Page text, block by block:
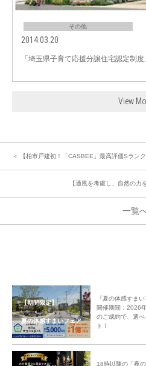
その他
2014.03.20
「埼玉県子育て応援分譲住宅認定制
View
＜ 【柏市戸建初！「CASBEE」最高評価Sラン
【通風を考慮し、自然の
一覧
【期間限定】
夏の体感すまいフェア
『夏の体感すまい
開催期間：2026
のご成約で、選
ト！
18時以降の「夜